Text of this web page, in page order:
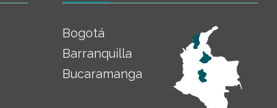
Bogotá
Barranquilla
Bucaramanga